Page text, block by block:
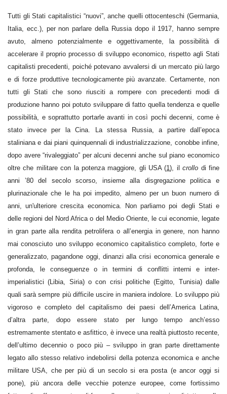
Tutti gli Stati capitalistici “nuovi”, anche quelli ottocenteschi (Germania,
Italia, ecc.), per non parlare della Russia dopo il 1917, hanno sempre
avuto, almeno potenzialmente e oggettivamente, la possibilità di
accelerare il proprio processo di sviluppo economico, rispetto agli Stati
capitalisti precedenti, poiché potevano avvalersi di un mercato più largo
e di forze produttive tecnologicamente più avanzate. Certamente, non
tutti gli Stati che sono riusciti a rompere con precedenti modi di
produzione hanno poi potuto sviluppare di fatto quella tendenza e quelle
possibilità, e soprattutto portarle avanti in così pochi decenni, come è
stato invece per la Cina. La stessa Russia, a partire dall’epoca
staliniana e dai piani quinquennali di industrializzazione, conobbe infine,
dopo avere “rivaleggiato” per alcuni decenni anche sul piano economico
oltre che militare con la potenza maggiore, gli USA (1), ilcrollo di fine
anni ’80 del secolo scorso, insieme alla disgregazione politica e
plurinazionale che le ha poi impedito, almeno per un buon numero di
anni, un'ulteriore crescita economica. Non parliamo poi degli Stati e
delle regioni del Nord Africa o del Medio Oriente, le cui economie, legate
in gran parte alla rendita petrolifera o all’energia in genere, non hanno
mai conosciuto uno sviluppo economico capitalistico completo, forte e
generalizzato, pagandone oggi, dinanzi alla crisi economica generale e
profonda, le conseguenze o in termini di conflitti interni e inter-
imperialistici (Libia, Siria) o con crisi politiche (Egitto, Tunisia) dalle
quali sarà sempre più difficile uscire in maniera indolore. Lo sviluppo più
vigoroso e completo del capitalismo dei paesi dell’America Latina,
d’altra parte, dopo essere stato per lungo tempo anch’esso
estremamente stentato e asfittico, è invece una realtà piuttosto recente,
dell’ultimo decennio o poco più – sviluppo in gran parte direttamente
legato allo stesso relativo indebolirsi della potenza economica e anche
militare USA, che per più di un secolo si era posta (e ancor oggi si
pone), più ancora delle vecchie potenze europee, come fortissimo